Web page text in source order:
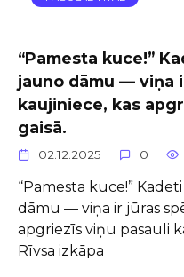
“Pamesta kuce!”
jauno dāmu — viņa
kaujiniece, kas
gaisā.
02.12.2025 0
“Pamesta kuce!”
dāmu — viņa ir jūras
apgriezīs viņu pasauli
Rīvsa izkāpa